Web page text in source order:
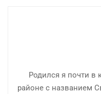
Родился я почти в
районе с названием